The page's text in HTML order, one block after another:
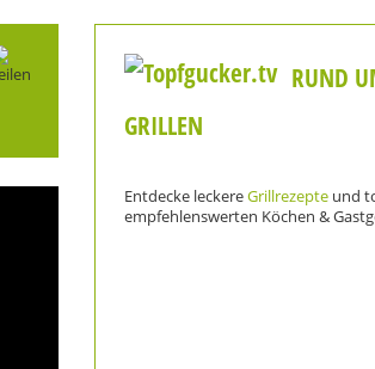
RUND
GRILLEN
Entdecke leckereGrillrezepte und
empfehlenswerten Köchen &